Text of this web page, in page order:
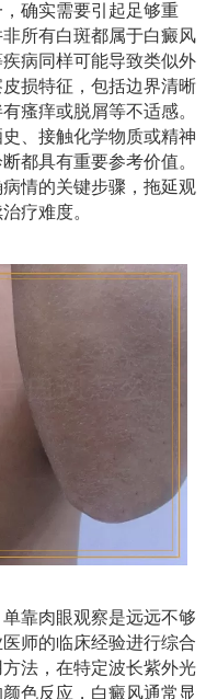
确实需要引起足够重
所有白斑都属于白癜风
病同样可能导致类似外
损特征，包括边界清晰
瘙痒或脱屑等不适感。
、接触化学物质或精神
都具有重要参考价值。
情的关键步骤，拖延观
疗难度。
靠肉眼观察是远远不够
师的临床经验进行综合
法，在特定波长紫外光
色反应，白癜风通常显